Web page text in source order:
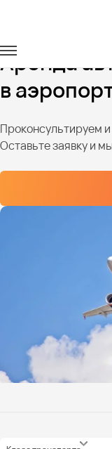
Аренда
в
Проконсультируем
Оставьте заявку и